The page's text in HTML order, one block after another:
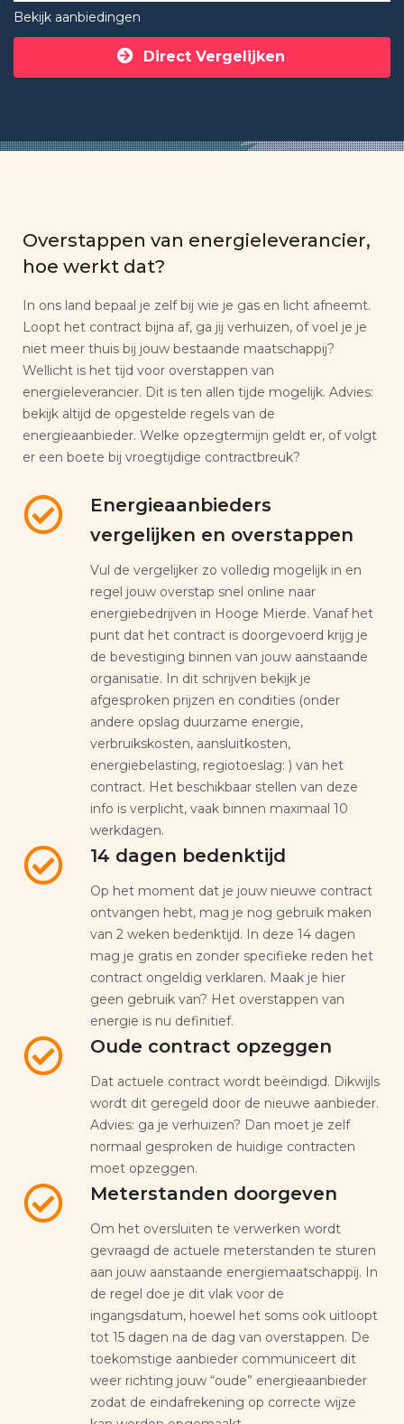
Bekijk aanbiedingen
Direct Vergelijken
Overstappen van energieleverancier,
hoe werkt dat?
In ons land bepaal je zelf bij wie je gas en licht afneemt.
Loopt het contract bijna af, ga jij verhuizen, of voel je je
niet meer thuis bij jouw bestaande maatschappij?
Wellicht is het tijd voor overstappen van
energieleverancier. Dit is ten allen tijde mogelijk. Advies:
bekijk altijd de opgestelde regels van de
energieaanbieder. Welke opzegtermijn geldt er, of volgt
er een boete bij vroegtijdige contractbreuk?
Energieaanbieders
vergelijken en overstappen
Vul de vergelijker zo volledig mogelijk in en
regel jouw overstap snel online naar
energiebedrijven in Hooge Mierde. Vanaf het
punt dat het contract is doorgevoerd krijg je
de bevestiging binnen van jouw aanstaande
organisatie. In dit schrijven bekijk je
afgesproken prijzen en condities (onder
andere opslag duurzame energie,
verbruikskosten, aansluitkosten,
energiebelasting, regiotoeslag: ) van het
contract. Het beschikbaar stellen van deze
info is verplicht, vaak binnen maximaal 10
werkdagen.
14 dagen bedenktijd
Op het moment dat je jouw nieuwe contract
ontvangen hebt, mag je nog gebruik maken
van 2 weken bedenktijd. In deze 14 dagen
mag je gratis en zonder specifieke reden het
contract ongeldig verklaren. Maak je hier
geen gebruik van? Het overstappen van
energie is nu definitief.
Oude contract opzeggen
Dat actuele contract wordt beëindigd. Dikwijls
wordt dit geregeld door de nieuwe aanbieder.
Advies: ga je verhuizen? Dan moet je zelf
normaal gesproken de huidige contracten
moet opzeggen.
Meterstanden doorgeven
Om het oversluiten te verwerken wordt
gevraagd de actuele meterstanden te sturen
aan jouw aanstaande energiemaatschappij. In
de regel doe je dit vlak voor de
ingangsdatum, hoewel het soms ook uitloopt
tot 15 dagen na de dag van overstappen. De
toekomstige aanbieder communiceert dit
weer richting jouw “oude” energieaanbieder
zodat de eindafrekening op correcte wijze